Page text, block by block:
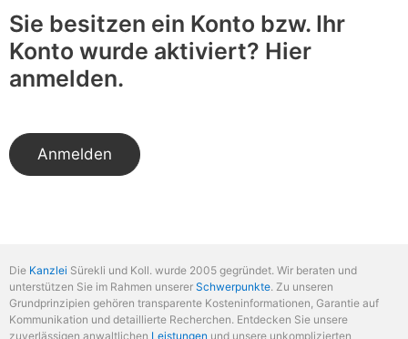
Sie besitzen ein Konto bzw. Ihr
Konto wurde aktiviert? Hier
anmelden.
Anmelden
Die Kanzlei Sürekli und Koll. wurde 2005 gegründet. Wir beraten und
unterstützen Sie im Rahmen unserer Schwerpunkte. Zu unseren
Grundprinzipien gehören transparente Kosteninformationen, Garantie auf
Kommunikation und detaillierte Recherchen. Entdecken Sie unsere
zuverlässigen anwaltlichen Leistungen und unsere unkomplizierten